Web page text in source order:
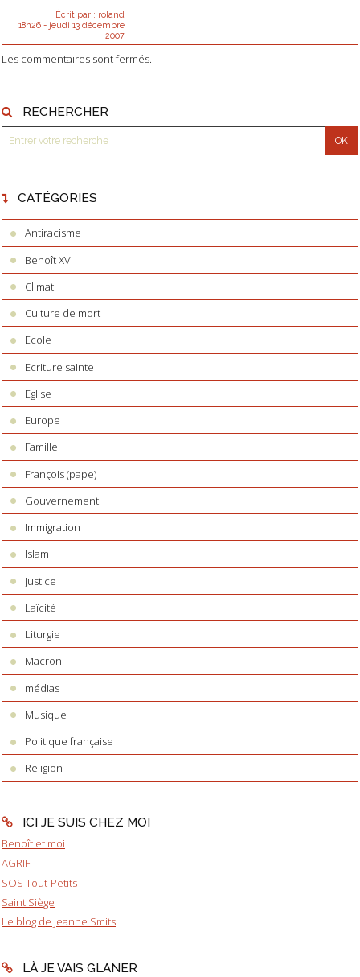
RECHERCHER
CATÉGORIES
Antiracisme
Benoît XVI
Climat
Culture de mort
Ecole
Ecriture sainte
Eglise
Europe
Famille
François (pape)
Gouvernement
Immigration
Islam
Justice
Laïcité
Liturgie
Macron
médias
Musique
Politique française
Religion
ICI JE SUIS CHEZ MOI
Benoît et moi
AGRIF
SOS Tout-Petits
Saint Siège
Le blog de Jeanne Smits
LÀ JE VAIS GLANER
Écrit par : roland
18h26- jeudi 13 décembre
2007
Les commentaires sont fermés.